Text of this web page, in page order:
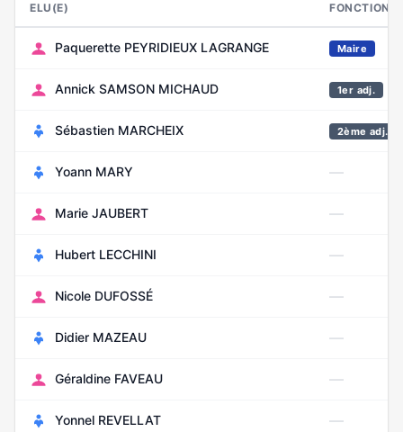
ELU(E) FONCTION
Paquerette PEYRIDIEUX LAGRANGE Maire
Annick SAMSON MICHAUD 1er adj.
Sébastien MARCHEIX 2ème adj.
Yoann MARY —
Marie JAUBERT —
Hubert LECCHINI —
Nicole DUFOSSÉ —
Didier MAZEAU —
Géraldine FAVEAU —
Yonnel REVELLAT —